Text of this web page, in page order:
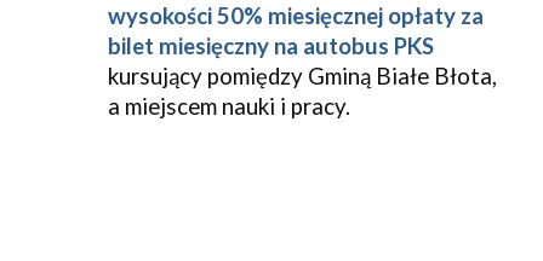
wysokości 50% miesięcznej opłaty za
bilet miesięczny na autobus PKS
kursujący pomiędzy Gminą Białe Błota,
a miejscem nauki i pracy.